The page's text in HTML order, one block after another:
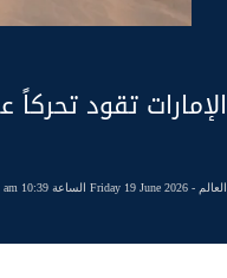
الإمارات تقود
العالم - Friday 19 June 2026 الساعة 10:39 am